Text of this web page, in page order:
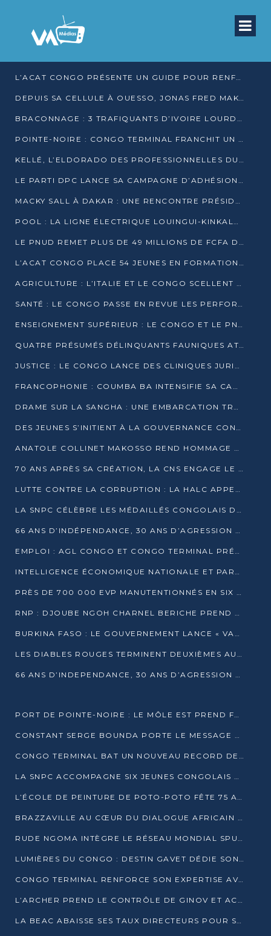
L’ACAT CONGO PRÉSENTE UN GUIDE POUR RENFORCER LES GARANTIES JUDICIAIRES EN GARDE À VUE
DEPUIS SA CELLULE À OUESSO, JONAS FRED MAKITA DÉNONCE CE QU’IL QUALIFIE DE DÉNI DE JUSTICE
BRACONNAGE : 3 TRAFIQUANTS D’IVOIRE LOURDEMENT CONDAMNÉS À DJAMBALA
POINTE-NOIRE : CONGO TERMINAL FRANCHIT UN CAP HISTORIQUE AVEC 99 MOUVEMENTS/HEURE
KELLÉ, L’ELDORADO DES PROFESSIONNELLES DU SEXE
LE PARTI DPC LANCE SA CAMPAGNE D’ADHÉSIONS ET VEUT STRUCTURER SA PRÉSENCE DANS LES 15 DÉPARTEMENTS
MACKY SALL À DAKAR : UNE RENCONTRE PRÉSIDENTIELLE QUI DIVISE L’OPINION SÉNÉGALAISE
POOL : LA LIGNE ÉLECTRIQUE LOUINGUI-KINKALA-BOKO MISE EN SERVICE
LE PNUD REMET PLUS DE 49 MILLIONS DE FCFA D’ÉQUIPEMENTS POUR ACCÉLÉRER LA NUMÉRISATION DU SYSTÈME DE SANTÉ
L’ACAT CONGO PLACE 54 JEUNES EN FORMATION PROFESSIONNELLE
AGRICULTURE : L’ITALIE ET LE CONGO SCELLENT UN PARTENARIAT POUR UNE PRODUCTION LOCALE DURABLE
SANTÉ : LE CONGO PASSE EN REVUE LES PERFORMANCES DE SES HÔPITAUX À MI-PARCOURS
ENSEIGNEMENT SUPÉRIEUR : LE CONGO ET LE PNUD VEULENT RAPPROCHER LA FORMATION UNIVERSITAIRE DES BESOINS DU MARCHÉ DE L’EMPLOI
QUATRE PRÉSUMÉS DÉLINQUANTS FAUNIQUES ATTENDUS DEVANT LA JUSTICE POUR TRAFIC D’IVOIRE
JUSTICE : LE CONGO LANCE DES CLINIQUES JURIDIQUES POUR RAPPROCHER LE DROIT DES CITOYENS
FRANCOPHONIE : COUMBA BA INTENSIFIE SA CAMPAGNE POUR LA SUCCESSION À LA TÊTE DE L’OIF
DRAME SUR LA SANGHA : UNE EMBARCATION TRANSPORTANT DES FIDÈLES DE « NZAMBÉ YA L’HUILE » FAIT NAUFRAGE À OUESSO
DES JEUNES S’INITIENT À LA GOUVERNANCE CONTINENTALE À BRAZZAVILLE
ANATOLE COLLINET MAKOSSO REND HOMMAGE À JEAN-PAUL PIGASSE
70 ANS APRÈS SA CRÉATION, LA CNS ENGAGE LE VIRAGE DE LA DIGITALISATION
LUTTE CONTRE LA CORRUPTION : LA HALC APPELLE À PASSER DES DISCOURS AUX ACTES
LA SNPC CÉLÈBRE LES MÉDAILLÉS CONGOLAIS DES OLYMPIADES PANAFRICAINES DE MATHÉMATIQUES 2026
66 ANS D’INDÉPENDANCE, 30 ANS D’AGRESSION RWANDAISE : 4 PRÉSIDENCES, UN ÉCHEC COLLECTIF
EMPLOI : AGL CONGO ET CONGO TERMINAL PRÉSÉLECTIONNENT PLUS DE 70 JEUNES À POINTE-NOIRE
INTELLIGENCE ÉCONOMIQUE NATIONALE ET PARTENARIATS INTERNATIONAUX : VERS UNE DOCTRINE SOUVERAINE DE SÉCURITÉ ÉCONOMIQUE
PRÈS DE 700 000 EVP MANUTENTIONNÉS EN SIX MOIS PAR CONGO TERMINAL
RNP : DJOUBE NGOH CHARNEL BERICHE PREND LES RÊNES DU PARTI
BURKINA FASO : LE GOUVERNEMENT LANCE « VACANCES UTILES 2026 » POUR FORMER LES ÉLÈVES À 15 MÉTIERS
LES DIABLES ROUGES TERMINENT DEUXIÈMES AU CHAMPIONNAT D’AFRIQUE ZONE 3
66 ANS D’INDEPENDANCE, 30 ANS D’AGRESSION RWAN DAISE : 4 PRESIDENCES, UN ECHEC COLLECTIF
PORT DE POINTE-NOIRE : LE MÔLE EST PREND FORME ET VISE LES GÉANTS DES MERS
CONSTANT SERGE BOUNDA PORTE LE MESSAGE DE COMPASSION DE DENIS SASSOU NGUESSO EN IRAN
CONGO TERMINAL BAT UN NOUVEAU RECORD DE PRODUCTIVITÉ AU PORT DE POINTE-NOIRE
LA SNPC ACCOMPAGNE SIX JEUNES CONGOLAIS AUX OLYMPIADES PANAFRICAINES DE MATHÉMATIQUES
L’ÉCOLE DE PEINTURE DE POTO-POTO FÊTE 75 ANS AU SERVICE DE L’ART CONGOLAIS
BRAZZAVILLE AU CŒUR DU DIALOGUE AFRICAIN SUR LES OBJECTIFS DE DÉVELOPPEMENT DURABLE
RUDE NGOMA INTÈGRE LE RÉSEAU MONDIAL SPUTNIK PRO APRÈS UNE FORMATION À MOSCOU
LUMIÈRES DU CONGO : DESTIN GAVET DÉDIE SON PRIX À L’UNITÉ NATIONALE ET À LA JEUNESSE
CONGO TERMINAL RENFORCE SON EXPERTISE AVEC NEUF NOUVEAUX FORMATEURS EN ENGINS PORTUAIRES
L’ARCHER PREND LE CONTRÔLE DE GINOV ET ACCÉLÈRE SON VIRAGE NUMÉRIQUE
LA BEAC ABAISSE SES TAUX DIRECTEURS POUR SOUTENIR LA CROISSANCE EN ZONE CEMAC